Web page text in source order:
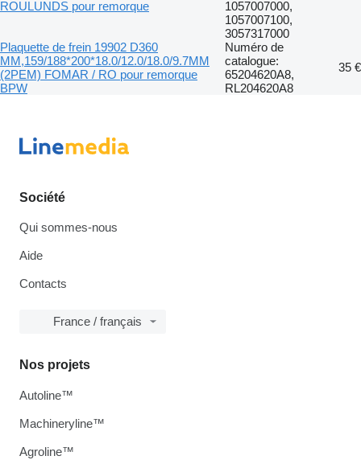
ROULUNDS pour remorque
1057007000,
1057007100,
3057317000
Plaquette de frein 19902 D360
ММ,159/188*200*18.0/12.0/18.0/9.7ММ
(2РЕМ) FOMAR / RO pour remorque
BPW
Numéro de
catalogue:
65204620A8,
RL204620A8
35 €
Société
Qui sommes-nous
Aide
Contacts
France / français
Nos projets
Autoline™
Machineryline™
Agroline™